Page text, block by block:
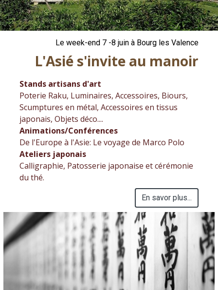
Le week-end 7 -8 juin à Bourg les Valence
L'Asié s'invite au manoir
Stands artisans d'art
Poterie Raku, Luminaires, Accessoires, Biours,
Scumptures en métal, Accessoires en tissus
japonais, Objets déco....
Animations/Conférences
De l'Europe à l'Asie: Le voyage de Marco Polo
Ateliers japonais
Calligraphie, Patosserie japonaise et cérémonie
du thé.
En savor plus...